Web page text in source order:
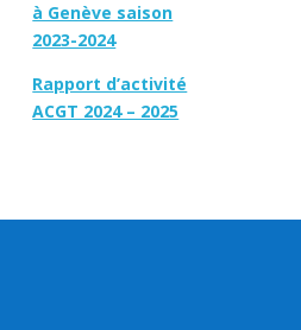
à Genève saison
2023-2024
Rapport d’activité
ACGT 2024 – 2025